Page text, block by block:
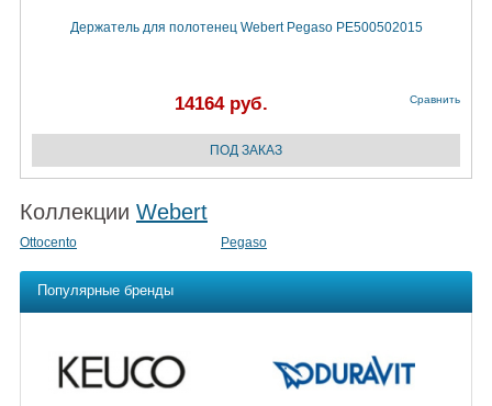
Держатель для полотенец Webert Pegaso PE500502015
14164 руб. Сравнить
Коллекции Webert
Ottocento Pegaso
Популярные бренды